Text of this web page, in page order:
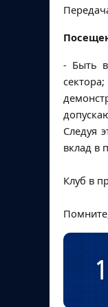
- Быть в
Следуя
вклад в
Клуб в
1